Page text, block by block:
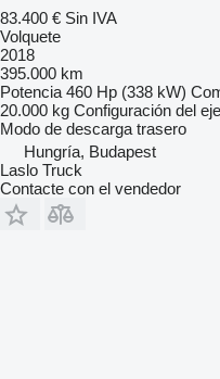
83.400 € Sin IVA
Volquete
2018
395.000 km
Potencia 460 Hp (338 kW)
20.000 kg Configuración del eje
Modo de descarga trasero
Hungría, Budapest
Laslo Truck
Contacte con el vendedor